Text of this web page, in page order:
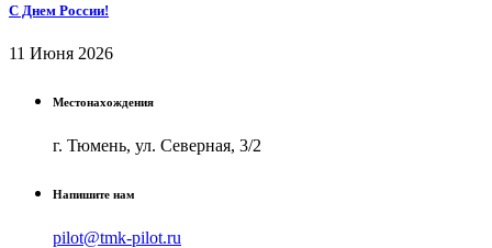
С Днем России!
11 Июня 2026
Местонахождения
г. Тюмень, ул. Северная, 3/2
Напишите нам
pilot@tmk-pilot.ru